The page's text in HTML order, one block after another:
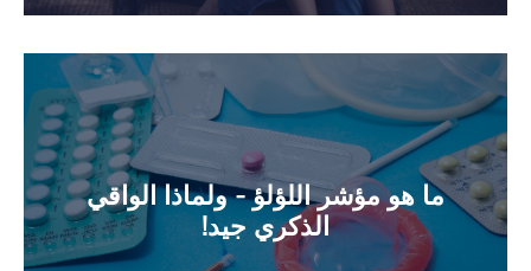
ما هو مؤشر اللؤلؤ - ولماذا الواقي
الذكري جيد!